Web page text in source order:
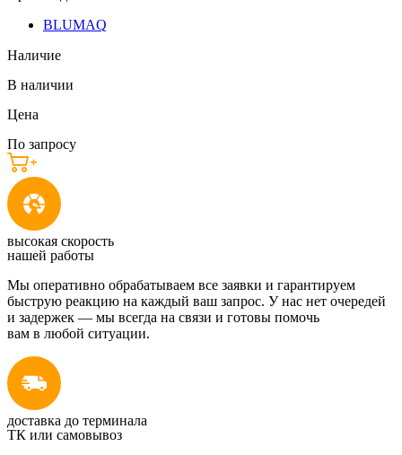
BLUMAQ
Наличие
В наличии
Цена
По запросу
высокая скорость
нашей работы
Мы оперативно обрабатываем все заявки и гарантируем
быструю реакцию на каждый ваш запрос. У нас нет очередей
и задержек — мы всегда на связи и готовы помочь
вам в любой ситуации.
доставка до терминала
ТК или самовывоз